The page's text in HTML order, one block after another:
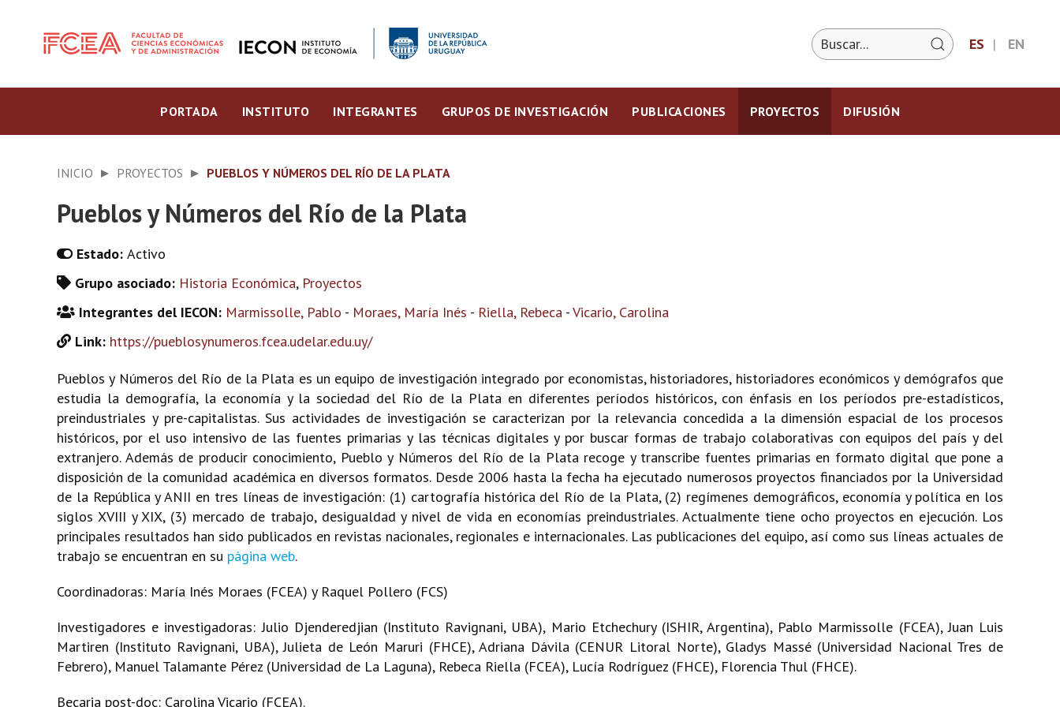
ES EN
PORTADA INSTITUTO INTEGRANTES GRUPOS DE INVESTIGACIÓN PUBLICACIONES PROYECTOS DIFUSIÓN
INICIO PROYECTOS PUEBLOS Y NÚMEROS DEL RÍO DE LA PLATA
Pueblos y Números del Río de la Plata
Estado: Activo
Grupo asociado: Historia Económica, Proyectos
Integrantes del IECON: Marmissolle, Pablo - Moraes, María Inés - Riella, Rebeca -Vicario, Carolina
Link: https://pueblosynumeros.fcea.udelar.edu.uy/
Pueblos y Números del Río de la Plata es un equipo de investigación integrado por economistas, historiadores, historiadores económicos y demógrafos que
estudia la demografía, la economía y la sociedad del Río de la Plata en diferentes períodos históricos, con énfasis en los períodos pre-estadísticos,
preindustriales y pre-capitalistas. Sus actividades de investigación se caracterizan por la relevancia concedida a la dimensión espacial de los procesos
históricos, por el uso intensivo de las fuentes primarias y las técnicas digitales y por buscar formas de trabajo colaborativas con equipos del país y del
extranjero. Además de producir conocimiento, Pueblo y Números del Río de la Plata recoge y transcribe fuentes primarias en formato digital que pone a
disposición de la comunidad académica en diversos formatos. Desde 2006 hasta la fecha ha ejecutado numerosos proyectos financiados por la Universidad
de la República y ANII en tres líneas de investigación: (1) cartografía histórica del Río de la Plata, (2) regímenes demográficos, economía y política en los
siglos XVIII y XIX, (3) mercado de trabajo, desigualdad y nivel de vida en economías preindustriales. Actualmente tiene ocho proyectos en ejecución. Los
principales resultados han sido publicados en revistas nacionales, regionales e internacionales. Las publicaciones del equipo, así como sus líneas actuales de
trabajo se encuentran en su página web.
Coordinadoras: María Inés Moraes (FCEA) y Raquel Pollero (FCS)
Investigadores e investigadoras: Julio Djenderedjian (Instituto Ravignani, UBA), Mario Etchechury (ISHIR, Argentina), Pablo Marmissolle (FCEA), Juan Luis
Martiren (Instituto Ravignani, UBA), Julieta de León Maruri (FHCE), Adriana Dávila (CENUR Litoral Norte), Gladys Massé (Universidad Nacional Tres de
Febrero), Manuel Talamante Pérez (Universidad de La Laguna), Rebeca Riella (FCEA), Lucía Rodríguez (FHCE), Florencia Thul (FHCE).
Becaria post-doc: Carolina Vicario (FCEA).